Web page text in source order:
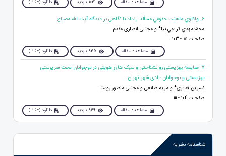
مشاهده مقاله 1021 بازدید دانلود (PDF)
6. واكاوي ماهيّت حقوقي مسأله ارتداد با نگاهی بر دیدگاه آیت الله مصباح
محمّدمهدي كريمي نيا* و مجتبی انصاری مقدم
صفحات 81 - 103
مشاهده مقاله 925 بازدید دانلود (PDF)
7. مقایسه بهزیستی روانشناختی و سبک های هویتی در نوجوانان تحت سرپرستی
بهزیستی و نوجوانان عادی شهر تهران
نسرین قدیری* و مریم صانعی و مجتبی منصور روستا
صفحات 104 - 111
مشاهده مقاله 969 بازدید دانلود (PDF)
شناسنامه نشریه